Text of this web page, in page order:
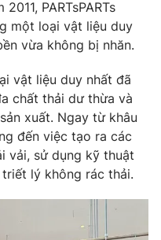
PARTsPARTs
một loại vật liệu duy
vừa không bị nhăn.
vật liệu duy nhất đã
chất thải dư thừa và
xuất. Ngay từ khâu
đến việc tạo ra các
vải, sử dụng kỹ thuật
lý không rác thải.